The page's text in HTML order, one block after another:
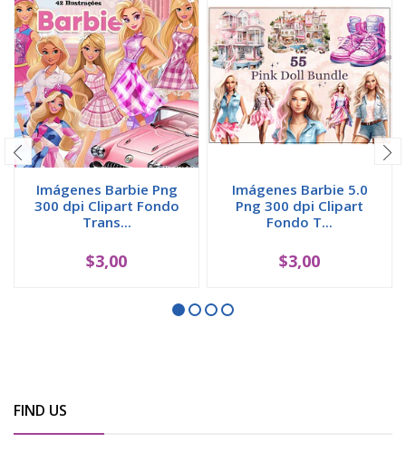
Imágenes Barbie Png
300 dpi Clipart Fondo
Trans...
$3,00
Imágenes Barbie 5.0
Png 300 dpi Clipart
Fondo T...
$3,00
FIND US